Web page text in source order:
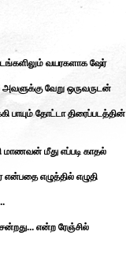
வயரகளாக ஷேர்
வேறு ஒருவருடன்
தோட்டா திரைப்படத்தின்
மாணவன் மீது எப்படி காதல்
என்பதை எழுத்தில் எழுதி
என்ற ரேஞ்சில்